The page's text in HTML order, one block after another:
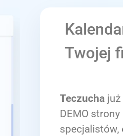
Twojej
Teczucha już
DEMO
specjalistów,